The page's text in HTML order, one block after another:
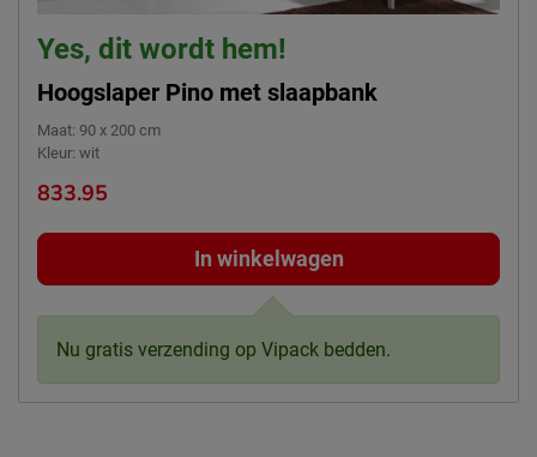
Yes, dit wordt hem!
Hoogslaper Pino met slaapbank
Maat: 90 x 200 cm
Kleur: wit
833.95
In winkelwagen
Nu gratis verzending op Vipack bedden.